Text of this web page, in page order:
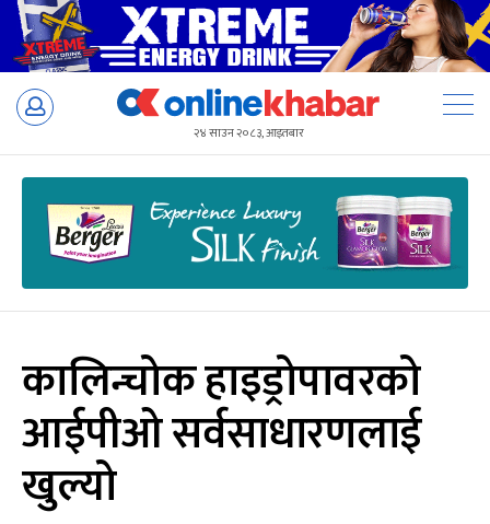
Skip
२४ साउन २०८३, आइतबार
कालिन्चोक हाइड्रोपावरको
आईपीओ सर्वसाधारणलाई
खुल्यो